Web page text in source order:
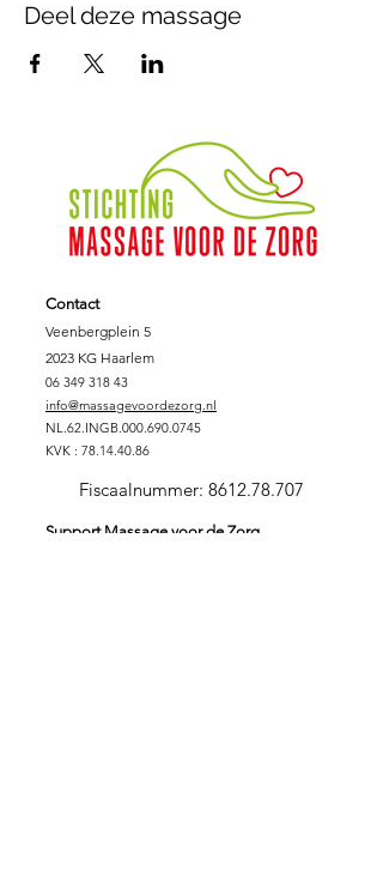
Deel deze massage
Contact
Veenbergplein 5
2023 KG Haarlem
06 349 318 43
info@massagevoordezorg.nl
NL.62.INGB.000.690.0745
KVK : 78.14.40.86
Fiscaalnummer: 8612.78.707
Support Massage voor de Zorg